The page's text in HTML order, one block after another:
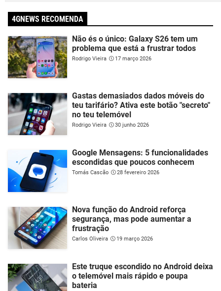
4GNEWS RECOMENDA
Não és o único: Galaxy S26 tem um
problema que está a frustrar todos
Rodrigo Vieira 17 março 2026
Gastas demasiados dados móveis do
teu tarifário? Ativa este botão "secreto"
no teu telemóvel
Rodrigo Vieira 30 junho 2026
Google Mensagens: 5 funcionalidades
escondidas que poucos conhecem
Tomás Cascão 28 fevereiro 2026
Nova função do Android reforça
segurança, mas pode aumentar a
frustração
Carlos Oliveira 19 março 2026
Este truque escondido no Android deixa
o telemóvel mais rápido e poupa
bateria